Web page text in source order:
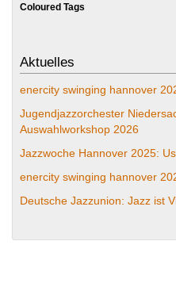
Coloured Tags
Aktuelles
enercity swinging hannover
Jugendjazzorchester
Auswahlworkshop 2026
Jazzwoche Hannover 2025:
enercity swinging hannover
Deutsche Jazzunion: Jazz ist